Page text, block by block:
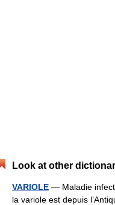
Look at other
VARIOLE — Maladie
la variole est depuis